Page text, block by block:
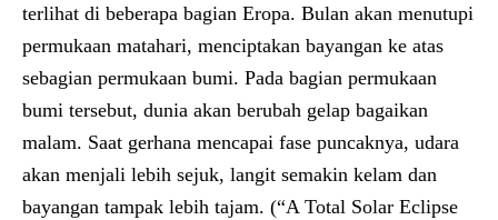
terlihat di beberapa bagian Eropa. Bulan akan menutupi
permukaan matahari, menciptakan bayangan ke atas
sebagian permukaan bumi. Pada bagian permukaan
bumi tersebut, dunia akan berubah gelap bagaikan
malam. Saat gerhana mencapai fase puncaknya, udara
akan menjali lebih sejuk, langit semakin kelam dan
bayangan tampak lebih tajam. (“A Total Solar Eclipse